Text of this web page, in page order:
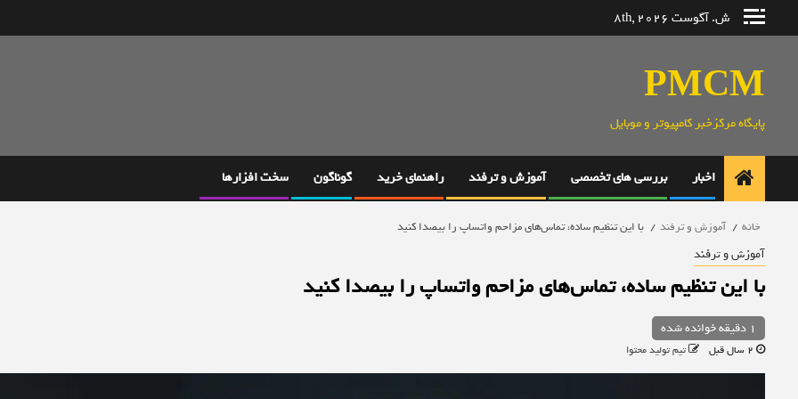
ش. آگوست 8th, 2026
PMCM
پایگاه مرکزخبر کامپیوتر و موبایل
اخبار بررسی های تخصصی آموزش و ترفند راهنمای خرید گوناگون سخت افزارها
خانه آموزش و ترفند با این تنظیم ساده، تماس‌های مزاحم واتساپ را بیصدا کنید
آموزش و ترفند
با این تنظیم ساده، تماس‌های مزاحم واتساپ را بیصدا کنید
1 دقیقه خوانده شده
تیم تولید محتوا